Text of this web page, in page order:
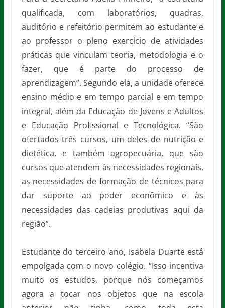
qualificada, com laboratórios, quadras,
auditório e refeitório permitem ao estudante e
ao professor o pleno exercício de atividades
práticas que vinculam teoria, metodologia e o
fazer, que é parte do processo de
aprendizagem”. Segundo ela, a unidade oferece
ensino médio e em tempo parcial e em tempo
integral, além da Educação de Jovens e Adultos
e Educação Profissional e Tecnológica. “São
ofertados três cursos, um deles de nutrição e
dietética, e também agropecuária, que são
cursos que atendem às necessidades regionais,
as necessidades de formação de técnicos para
dar suporte ao poder econômico e às
necessidades das cadeias produtivas aqui da
região”.
Estudante do terceiro ano, Isabela Duarte está
empolgada com o novo colégio. “Isso incentiva
muito os estudos, porque nós começamos
agora a tocar nos objetos que na escola